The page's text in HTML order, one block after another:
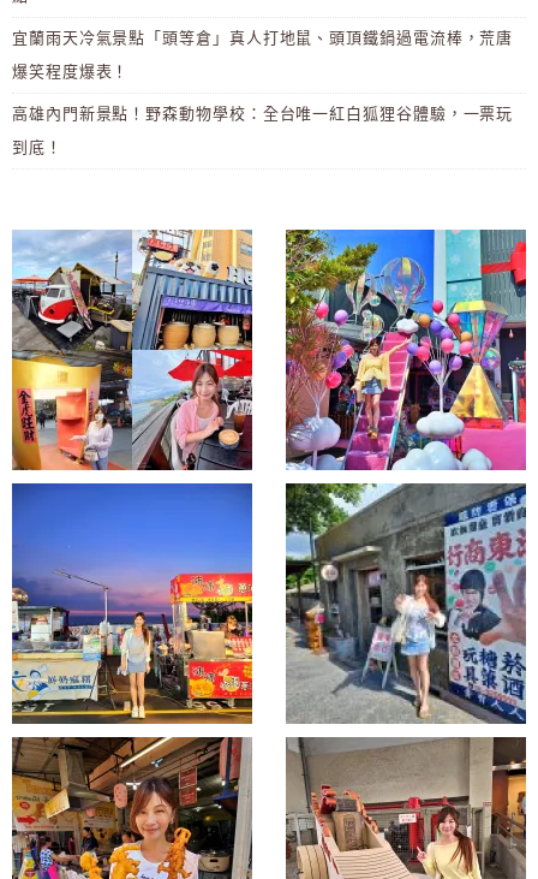
宜蘭雨天冷氣景點「頭等倉」真人打地鼠、頭頂鐵鍋過電流棒，荒唐
爆笑程度爆表！
高雄內門新景點！野森動物學校：全台唯一紅白狐狸谷體驗，一票玩
到底！